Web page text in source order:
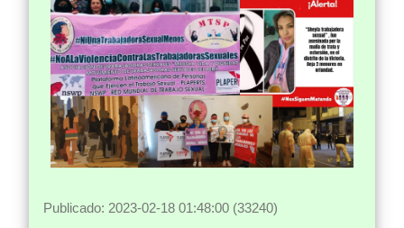
Publicado: 2023-02-18 01:48:00 (33240)